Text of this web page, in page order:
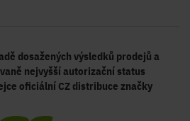
dosažených výsledků prodejů a
nejvyšší autorizační status
oficiální CZ distribuce značky